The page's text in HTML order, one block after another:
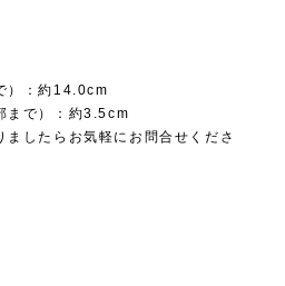
）：約14.0cm
まで）：約3.5cm
ましたらお気軽にお問合せくださ